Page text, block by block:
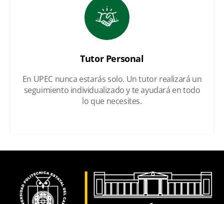
Tutor Personal
En UPEC nunca estarás solo. Un tutor realizará un
seguimiento individualizado y te ayudará en todo
lo que necesites.